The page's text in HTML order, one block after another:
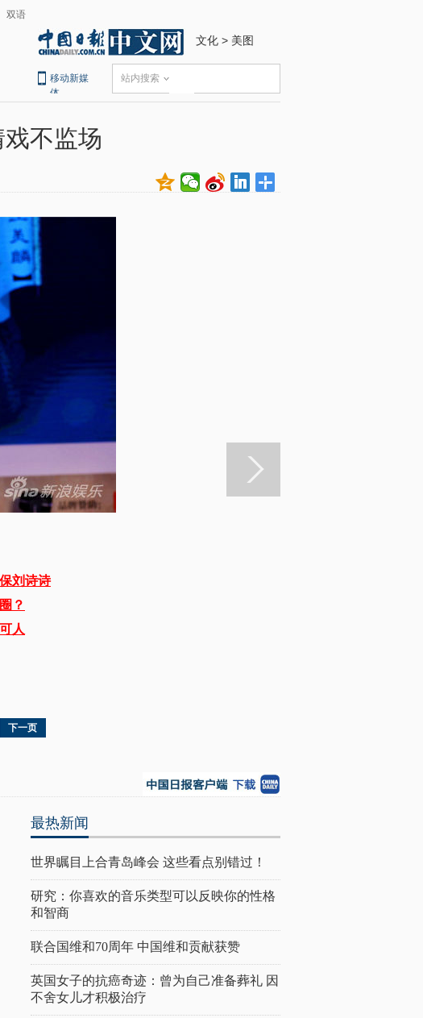
双语
文化 > 美图
移动新媒
体
站内搜索
不监场
刘诗诗
？
人
下一页
最热新闻
世界瞩目上合青岛峰会 这些看点别错过！
研究：你喜欢的音乐类型可以反映你的性格
和智商
联合国维和70周年 中国维和贡献获赞
英国女子的抗癌奇迹：曾为自己准备葬礼 因
不舍女儿才积极治疗